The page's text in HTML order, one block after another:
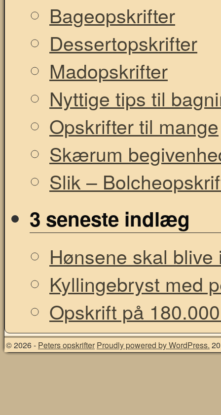
Bageopskrifter
Dessertopskrifter
Madopskrifter
Nyttige tips til
Opskrifter til mange
Skærum
Slik –
3 seneste indlæg
Hønsene skal
Kyllingebryst med
Opskrift på
© 2026 - Peters opskrifter Proudly powered by WordPress.